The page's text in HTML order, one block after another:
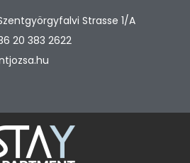
Strasse 1/A
20 383 2622